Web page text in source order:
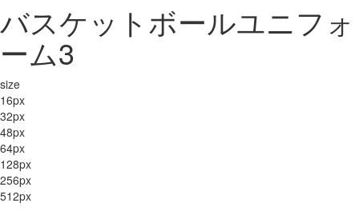
バスケットボールユニフォ
ーム3
size
16px
32px
48px
64px
128px
256px
512px